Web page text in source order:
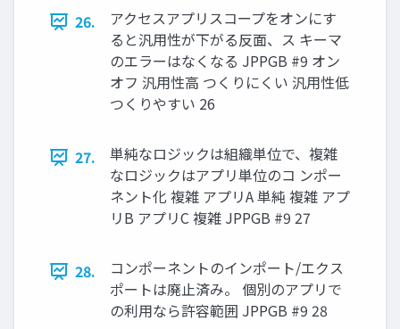
26.
アクセスアプリスコープをオンにす
ると汎用性が下がる反面、ス キーマ
のエラーはなくなる JPPGB #9 オン
オフ 汎用性高 つくりにくい 汎用性低
つくりやすい 26
27.
単純なロジックは組織単位で、複雑
なロジックはアプリ単位のコ ンポー
ネント化 複雑 アプリA 単純 複雑 アプ
リB アプリC 複雑 JPPGB #9 27
28.
コンポーネントのインポート/エクス
ポートは廃止済み。 個別のアプリで
の利用なら許容範囲 JPPGB #9 28